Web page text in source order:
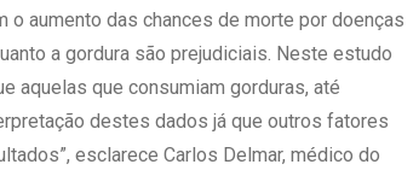
o aumento das chances de morte por doenças
a gordura são prejudiciais. Neste estudo
aquelas que consumiam gorduras, até
destes dados já que outros fatores
esclarece Carlos Delmar, médico do